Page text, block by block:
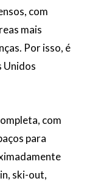
com
mais
Por isso, é
Unidos
com
para
ski-out,